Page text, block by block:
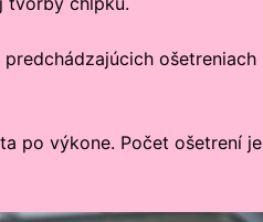
ošetreniach
po výkone. Počet ošetrení je